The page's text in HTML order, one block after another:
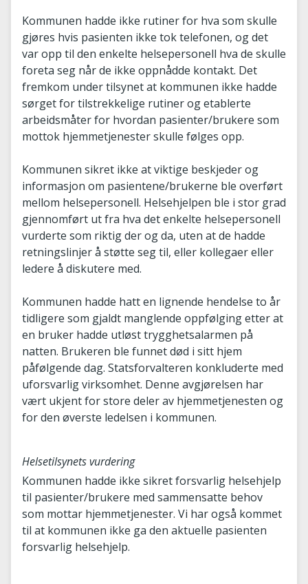
Kommunen hadde ikke rutiner for hva som skulle
gjøres hvis pasienten ikke tok telefonen, og det
var opp til den enkelte helsepersonell hva de skulle
foreta seg når de ikke oppnådde kontakt. Det
fremkom under tilsynet at kommunen ikke hadde
sørget for tilstrekkelige rutiner og etablerte
arbeidsmåter for hvordan pasienter/brukere som
mottok hjemmetjenester skulle følges opp.
Kommunen sikret ikke at viktige beskjeder og
informasjon om pasientene/brukerne ble overført
mellom helsepersonell. Helsehjelpen ble i stor grad
gjennomført ut fra hva det enkelte helsepersonell
vurderte som riktig der og da, uten at de hadde
retningslinjer å støtte seg til, eller kollegaer eller
ledere å diskutere med.
Kommunen hadde hatt en lignende hendelse to år
tidligere som gjaldt manglende oppfølging etter at
en bruker hadde utløst trygghetsalarmen på
natten. Brukeren ble funnet død i sitt hjem
påfølgende dag. Statsforvalteren konkluderte med
uforsvarlig virksomhet. Denne avgjørelsen har
vært ukjent for store deler av hjemmetjenesten og
for den øverste ledelsen i kommunen.
Helsetilsynets vurdering
Kommunen hadde ikke sikret forsvarlig helsehjelp
til pasienter/brukere med sammensatte behov
som mottar hjemmetjenester. Vi har også kommet
til at kommunen ikke ga den aktuelle pasienten
forsvarlig helsehjelp.